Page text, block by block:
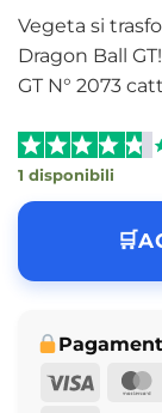
Vegeta si
Dragon Ball
GT N° 2073
1 disponibili
Visa